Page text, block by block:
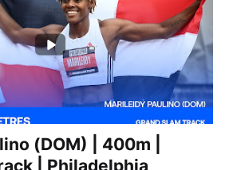
(DOM) | 400m |
| Philadelphia